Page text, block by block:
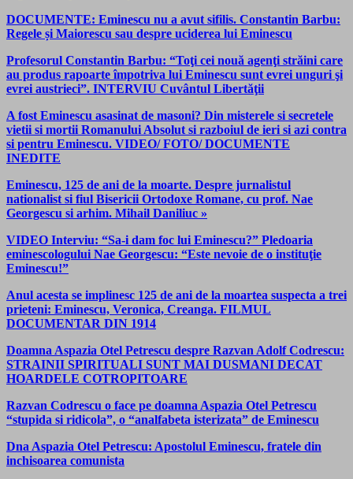
DOCUMENTE: Eminescu nu a avut sifilis. Constantin Barbu:
Regele și Maiorescu sau despre uciderea lui Eminescu
Profesorul Constantin Barbu: “Toţi cei nouă agenţi străini care
au produs rapoarte împotriva lui Eminescu sunt evrei unguri şi
evrei austrieci”. INTERVIU Cuvântul Libertăţii
A fost Eminescu asasinat de masoni? Din misterele si secretele
vietii si mortii Romanului Absolut si razboiul de ieri si azi contra
si pentru Eminescu. VIDEO/ FOTO/ DOCUMENTE
INEDITE
Eminescu, 125 de ani de la moarte. Despre jurnalistul
nationalist si fiul Bisericii Ortodoxe Romane, cu prof. Nae
Georgescu si arhim. Mihail Daniliuc »
VIDEO Interviu: “Sa-i dam foc lui Eminescu?” Pledoaria
eminescologului Nae Georgescu: “Este nevoie de o instituţie
Eminescu!”
Anul acesta se implinesc 125 de ani de la moartea suspecta a trei
prieteni: Eminescu, Veronica, Creanga. FILMUL
DOCUMENTAR DIN 1914
Doamna Aspazia Otel Petrescu despre Razvan Adolf Codrescu:
STRAINII SPIRITUALI SUNT MAI DUSMANI DECAT
HOARDELE COTROPITOARE
Razvan Codrescu o face pe doamna Aspazia Otel Petrescu
“stupida si ridicola”, o “analfabeta isterizata” de Eminescu
Dna Aspazia Otel Petrescu: Apostolul Eminescu, fratele din
inchisoarea comunista